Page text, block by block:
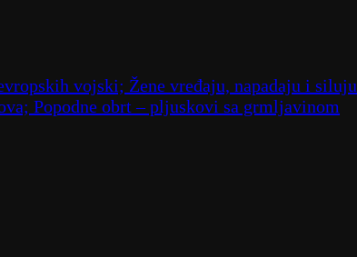
vojski; Žene vređaju, napadaju i siluju
Popodne obrt – pljuskovi sa grmljavinom